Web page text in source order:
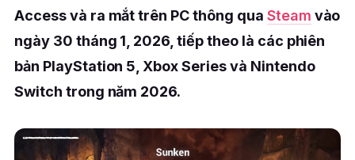
Access và ra mắt trên PC thông qua Steam vào
ngày 30 tháng 1, 2026, tiếp theo là các phiên
bản PlayStation 5, Xbox Series và Nintendo
Switch trong năm 2026.